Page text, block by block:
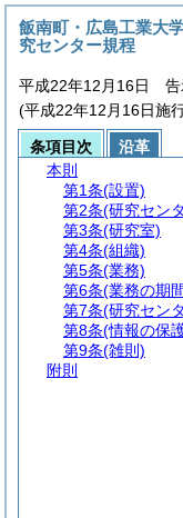
飯南町・広島工業大
究センター規程
平成22年12月16日 告
(平成22年12月16日施
条項目次
沿革
本則
第1条(設置)
第2条(研究セン
第3条(研究室)
第4条(組織)
第5条(業務)
第6条(業務の期
第7条(研究セン
第8条(情報の保
第9条(雑則)
附則